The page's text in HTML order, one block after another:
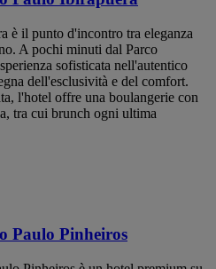
è il punto d'incontro tra eleganza
A pochi minuti dal Parco
sofisticata nell'autentico
dell'esclusività e del comfort.
l'hotel offre una boulangerie con
tra cui brunch ogni ultima
Paulo Pinheiros